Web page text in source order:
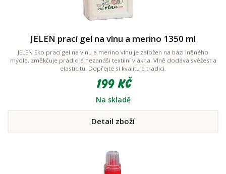
JELEN prací gel na vlnu a merino 1350 ml
JELEN Eko prací gel na vlnu a merino vlnu je založen na bázi lněného
mýdla, změkčuje prádlo a nezanáší textilní vlákna. Vlně dodává svěžest a
elasticitu. Dopřejte si kvalitu a tradici.
199 Kč
Na skladě
Detail zboží